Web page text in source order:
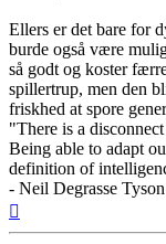
Ellers er det bare for
burde også være
så godt og koster
spillertrup, men den
friskhed at spore
"There is a
Being able to adapt
definition of
- Neil Degrasse